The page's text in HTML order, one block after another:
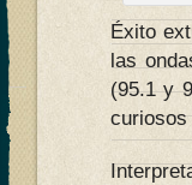
Éxito
las
(95.1 y
curiosos